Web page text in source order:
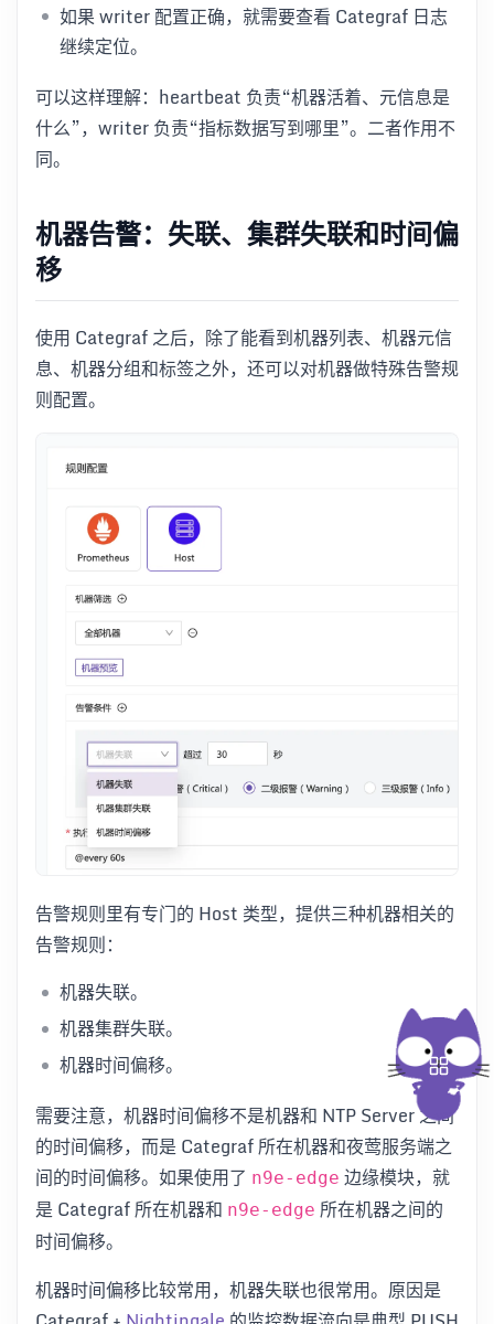
如果 writer 配置正确，就需要查看 Categraf 日志
继续定位。
可以这样理解：heartbeat 负责“机器活着、元信息是
什么”，writer 负责“指标数据写到哪里”。二者作用不
同。
机器告警：失联、集群失联和时间偏
移
使用 Categraf 之后，除了能看到机器列表、机器元信
息、机器分组和标签之外，还可以对机器做特殊告警规
则配置。
告警规则里有专门的 Host 类型，提供三种机器相关的
告警规则：
机器失联。
机器集群失联。
机器时间偏移。
需要注意，机器时间偏移不是机器和 NTP Server 之间
的时间偏移，而是 Categraf 所在机器和夜莺服务端之
间的时间偏移。如果使用了 n9e-edge 边缘模块，就
是 Categraf 所在机器和 n9e-edge 所在机器之间的
时间偏移。
机器时间偏移比较常用，机器失联也很常用。原因是